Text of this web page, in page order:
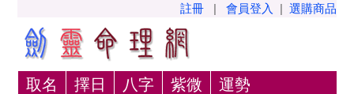
註冊 | 會員登入 | 選購商品
取名 擇日 八字 紫微 運勢